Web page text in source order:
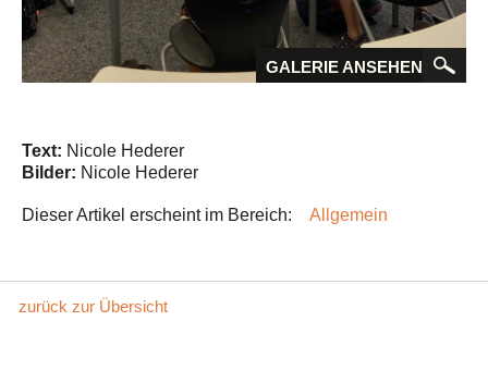
GALERIE ANSEHEN
Text: Nicole Hederer
Bilder: Nicole Hederer
Dieser Artikel erscheint im Bereich: Allgemein
zurück zur Übersicht